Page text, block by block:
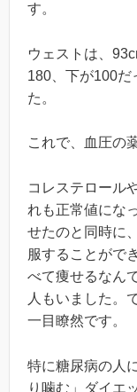
す。
ウェストは、
180、下が100だ
た。
これで、血圧の
コレステロール
れも正常値にな
せたのと同時に
服することがで
べて痩せるなん
人もいました。
一目瞭然です。
特に糖尿病の人
り噛む」ダイエ